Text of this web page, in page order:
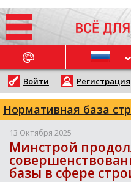
НОВОСТИ
Войти Регистрация
Нормативная база
13 Октября 2025
Минстрой
базы в сфере